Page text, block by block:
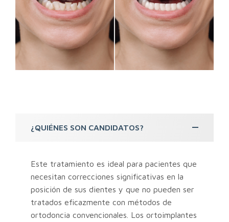
¿QUIÉNES SON CANDIDATOS?
Este tratamiento es ideal para pacientes que
necesitan correcciones significativas en la
posición de sus dientes y que no pueden ser
tratados eficazmente con métodos de
ortodoncia convencionales. Los ortoimplantes